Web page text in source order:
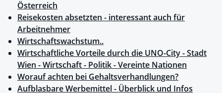
Österreich
Reisekosten absetzten - interessant auch für
Arbeitnehmer
Wirtschaftswachstum..
Wirtschaftliche Vorteile durch die UNO-City - Stadt
Wien - Wirtschaft - Politik - Vereinte Nationen
Worauf achten bei Gehaltsverhandlungen?
Aufblasbare Werbemittel - Überblick und Infos